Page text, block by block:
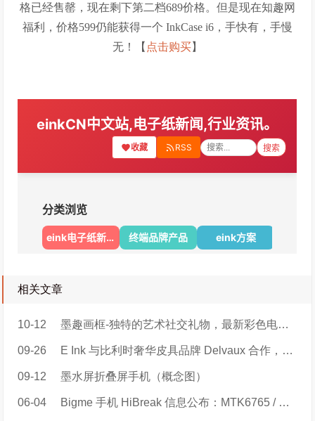
格已经售罄，现在剩下第二档689价格。但是现在知趣网
福利，价格599仍能获得一个 InkCase i6，手快有，手慢
无！【 点击购买】
相关文章
10-12 墨趣画框-独特的艺术社交礼物，最新彩色电子纸智能画框
09-26 E Ink 与比利时奢华皮具品牌 Delvaux 合作，推出巴黎时装周限量手袋
09-12 墨水屏折叠屏手机（概念图）
06-04 Bigme 手机 HiBreak 信息公布：MTK6765 / 天玑 900，219 美元起